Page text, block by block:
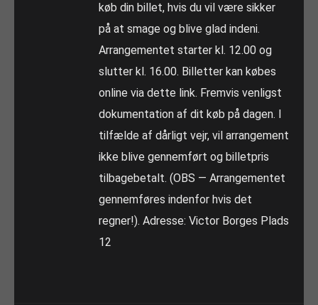
køb din billet, hvis du vil være sikker
på at smage og blive glad indeni.
Arrangementet starter kl. 12.00 og
slutter kl. 16.00. Billetter kan købes
online via dette link. Fremvis venligst
dokumentation af dit køb på dagen. I
tilfælde af dårligt vejr, vil arrangement
ikke blive gennemført og billetpris
tilbagebetalt. (OBS — Arrangementet
gennemføres indenfor hvis det
regner!). Adresse: Victor Borges Plads
12